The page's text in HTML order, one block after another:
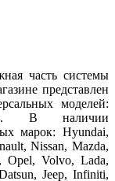
часть системы
представлен
моделей:
В наличии
марок: Hyundai,
Nissan, Mazda,
Opel, Volvo, Lada,
Jeep, Infiniti,